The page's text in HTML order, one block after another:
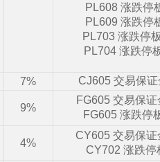
PL608 涨跌停
PL609 涨跌停
PL703 涨跌停
PL704 涨跌停
7% CJ605 交易保
9%
FG605 交易保
FG605 涨跌停
4%
CY605 交易保
CY702 涨跌停